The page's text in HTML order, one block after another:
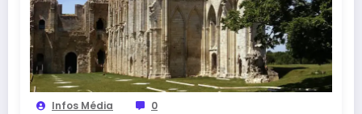
Infos Média 0